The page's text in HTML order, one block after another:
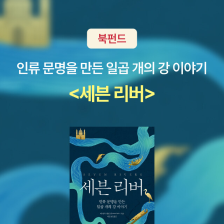
저런 나쁜 것들(유혹)도 뒤섞일 수밖에 없는데 그나마 그것들이 스며
들지 않도록 또는 덜 스며들도록 내부에서 투쟁하는 것이 진보라는
것. 이분법에 갇힌 시선이 아닌 포스트모던/탈식민적 사고의 훈련을
해야 좋은 사유=글을 쓸 수 있다는!헥.... 힘들다. 이틀째 요약인데도
이렇게 힘들어요. 맞춤법 4일차 열강 중인 우리 은오 강의 많이 들어
주시고 열렬한 응원 부탁드립니다. ㅋㅋㅋㅋㅋㅋㅋ
가고 싶지만 과연 …점심 먹으러 가자. 만세!!
별채로 남성 화가를 초대해, 그가 한동안 머물다 떠나는 이야기를 그
리고 있다고. 루시 쿡, <암컷들- 방탕하고 쟁취하며 군림하는>아, 이
거 뭐야 표지 왜케 귀여워 ㅋㅋㅋㅋㅋㅋㅋㅋㅋㅋ 사실 이 책이 주장
하는(?)바를 내가 요즘 실감하고 있는데 우리 육냥이 중 위로 삼냥이
가 수컷 아니겠습니까? 그런데 밑으로 들어온 암컷 삼냥이들이 똑똑
하기가 장난 아닙니다. 저만 그렇게 느끼는 게 아니라 집사2도 아니
암컷들이 더 똑똑하지 않니??? 계속 찬탄 중. 아무튼 우리 수컷 삼냥
멈들은 수컷부터 내친다고 합니다.) 이 책을 읽으면 더 그런 생각이
들지도. ㅋㅋㅋㅋ 그나저나 다락방님 땡투 잘 받으셨죠? 부장님의 순
댓국에 보탰습니다. 장 프랑수아 리오타르, <포스트모던의 조건>희
진쌤 팟캐스트 듣는 이들은 왜 샀는지 아실 터- 호미 바바 <국민과 서
사>도 읽고 싶었는데 절판이더라.......-_-; 아쉬운 대로 도서관을 이
용하기로.... 지난 목요일 아픈 몸을 이끌고 도서관에 가서 상호대차
신청한 책 받아왔다. 데즈먼드 모리스, <포즈의 예술사> 재미있을 것
ankings 2020에서 Royal College of Art에 이어 Art & Design
분야에서 2019년에 이어 2위에 올랐다. https://www.topunivers
ities.com/university-rankings/university-subject-rankings/
2020/art-design 3위가 미국 Parsons School of Design at T
he New School, 4위가 미국 Rhode Island School of Design
(RISD), 5위가 미국 MIT이다. UAL은 한국에서도 유학을 많이 가
(고 싶어하)는 학교이다(학생들을 인터뷰한 영상이 유튜브에 있다 ht
별히 남긴 저서가 없다. 대학 프로필에도 The Routledge Reader
on Feminism and Postfeminism (2007)에 기여하였다는 것과,
엘렌 식수(Hélène Cixous)를 인터뷰하였다는 정도가 소개되어 있
을 뿐이다. 책에서는 특이하게도 '덕 이론'(Virtue Theory)에 상당
한 분량을 할애하고 있다. 너스바움 Martha C. Nussbaum이 덕 이
론 계열의 신세대(?) 철학자로 분류되는 모양인데, 나는 특히, '도덕
적 객관성이나 선험적 견해는 모두 허구이고, 도덕적 고려는 반드시